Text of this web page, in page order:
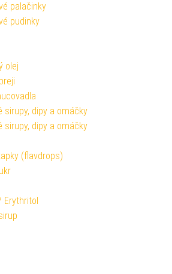
palačinky
pudinky
olej
sirupy, dipy a omáčky
sirupy, dipy a omáčky
(flavdrops)
Erythritol